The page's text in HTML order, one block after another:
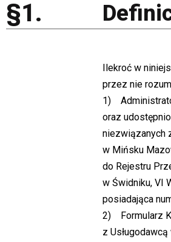
§1.
Ilekroć w
przez nie
1)
oraz
niezwiązanych
w Mińsku
do Rejestru
w Świdniku, VI
posiadająca
2) Formularz
z